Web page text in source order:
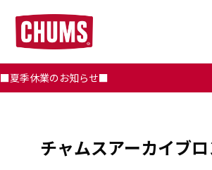
■夏季休業のお知らせ■
チャムスアーカイブ